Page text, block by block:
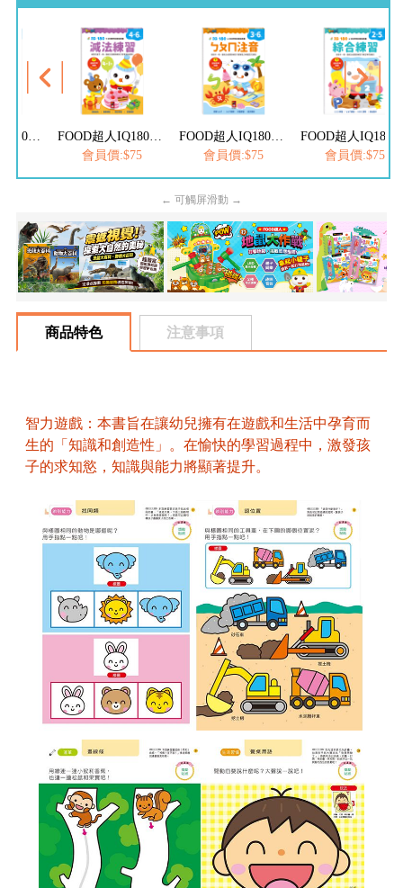
會員價:$75
會員價:$75
會員價:$75
← 可觸屏滑動 →
商品特色 注意事項
智力遊戲：本書旨在讓幼兒擁有在遊戲和生活中孕育而
生的「知識和創造性」。在愉快的學習過程中，激發孩
子的求知慾，知識與能力將顯著提升。